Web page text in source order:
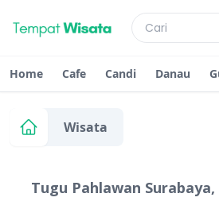
Home Cafe Candi Danau
Wisata
Tugu Pahlawan